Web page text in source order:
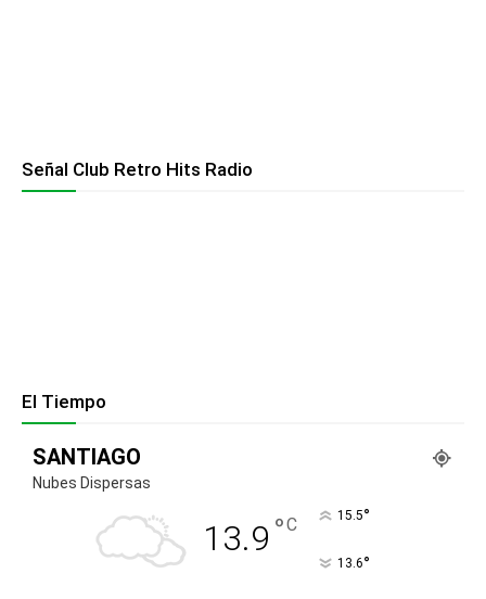
Señal Club Retro Hits Radio
El Tiempo
SANTIAGO
Nubes Dispersas
13.9 °C 15.5°
13.6°